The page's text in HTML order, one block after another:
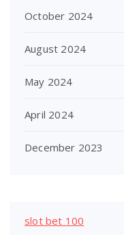
October 2024
August 2024
May 2024
April 2024
December 2023
slot bet 100